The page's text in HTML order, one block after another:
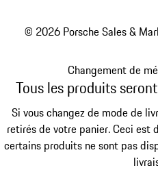
© 2026 Porsche Sales &
Changement de
Tous les produits
Si vous changez de mode de
retirés de votre panier. Ceci est
certains produits ne sont pas